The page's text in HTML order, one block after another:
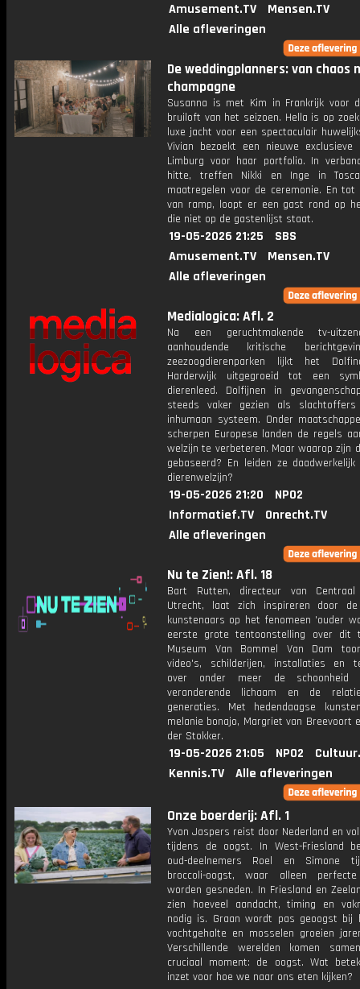
Amusement.TV
Mensen.TV
Alle afleveringen
De weddingplanners: van chaos
champagne
Susanna is met Kim in Frankrijk voor
bruiloft van het seizoen. Hella is op
luxe jacht voor een spectaculair
Vivian bezoekt een nieuwe exclusieve
Limburg voor haar portfolio. In
hitte, treffen Nikki en Inge in
maatregelen voor de ceremonie. En tot
van ramp, loopt er een gast rond op
die niet op de gastenlijst staat.
19-05-2026 21:25
SBS
Amusement.TV
Mensen.TV
Alle afleveringen
Medialogica: Afl. 2
Na een geruchtmakende tv-
aanhoudende kritische
zeezoogdierenparken lijkt het
Harderwijk uitgegroeid tot een
dierenleed. Dolfijnen in
steeds vaker gezien als
inhumaan systeem. Onder
scherpen Europese landen de regels
welzijn te verbeteren. Maar waarop zijn
gebaseerd? En leiden ze
dierenwelzijn?
19-05-2026 21:20
NPO2
Informatief.TV
Onrecht.TV
Alle afleveringen
Nu te Zien!: Afl. 18
Bart Rutten, directeur van Centraal
Utrecht, laat zich inspireren door
kunstenaars op het fenomeen 'ouder
eerste grote tentoonstelling over dit
Museum Van Bommel Van Dam
video's, schilderijen, installaties en
over onder meer de schoonheid
veranderende lichaam en de
generaties. Met hedendaagse
melanie bonajo, Margriet van Breevoort
der Stokker.
19-05-2026 21:05 NPO2
Kennis.TV
Alle afleveringen
Onze boerderij: Afl. 1
Yvon Jaspers reist door Nederland en
tijdens de oogst. In West-Friesland
oud-deelnemers Roel en Simone
broccoli-oogst, waar alleen
worden gesneden. In Friesland en
zien hoeveel aandacht, timing en
nodig is. Graan wordt pas geoogst bij
vochtgehalte en mosselen groeien
Verschillende werelden komen
cruciaal moment: de oogst. Wat
inzet voor hoe we naar ons eten kijken?